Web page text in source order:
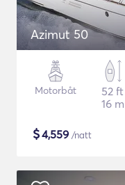
Azimut 50
Motorbåt
52 ft
16 m
$4,559 /natt